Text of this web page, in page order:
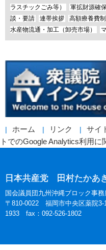
ラスチックごみ等）
軍拡財源確
談・要請
連帯挨拶 高額療養費
水産物流通・加工（卸売市場）
ホーム リンク サイ
トでのGoogle Analytics利用に
日本共産党 田村たかあ
国会議員団九州沖縄ブロック事務
〒810-0022 福岡市中央区薬院
1933 fax：092-526-1802